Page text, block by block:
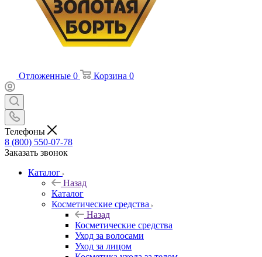
Отложенные 0 Корзина 0
Телефоны
8 (800) 550-07-78
Заказать звонок
Каталог
Назад
Каталог
Косметические средства
Назад
Косметические средства
Уход за волосами
Уход за лицом